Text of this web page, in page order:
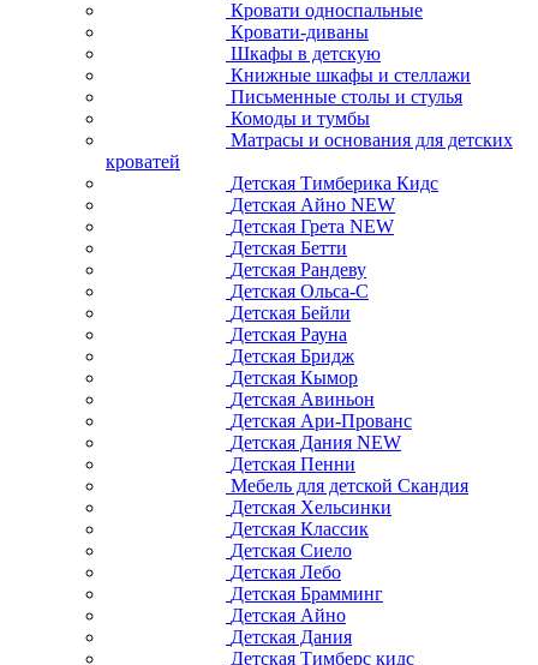
Кровати односпальные
Кровати-диваны
Шкафы в детскую
Книжные шкафы и стеллажи
Письменные столы и стулья
Комоды и тумбы
Матрасы и основания для детских
кроватей
Детская Тимберика Кидс
Детская Айно NEW
Детская Грета NEW
Детская Бетти
Детская Рандеву
Детская Ольса-С
Детская Бейли
Детская Рауна
Детская Бридж
Детская Кымор
Детская Авиньон
Детская Ари-Прованс
Детская Дания NEW
Детская Пенни
Мебель для детской Скандия
Детская Хельсинки
Детская Классик
Детская Сиело
Детская Лебо
Детская Брамминг
Детская Айно
Детская Дания
Детская Тимберс кидс